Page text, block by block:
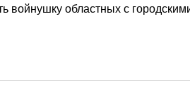
войнушку областных с